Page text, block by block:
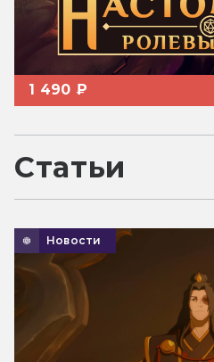
1 490 ₽
Статьи
Новости